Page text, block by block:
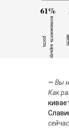
61%
в
о
з
м
о
ж
н
о
с т
ь
к
а
р
ь
е
р
н
о
г
о
р о
с
т
а о
м
о
— Вы
Как